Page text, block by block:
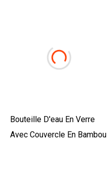
Bouteille D'eau En Verre
Avec Couvercle En Bambou